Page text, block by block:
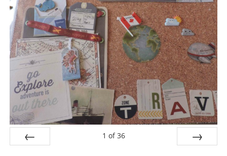
1 of 36